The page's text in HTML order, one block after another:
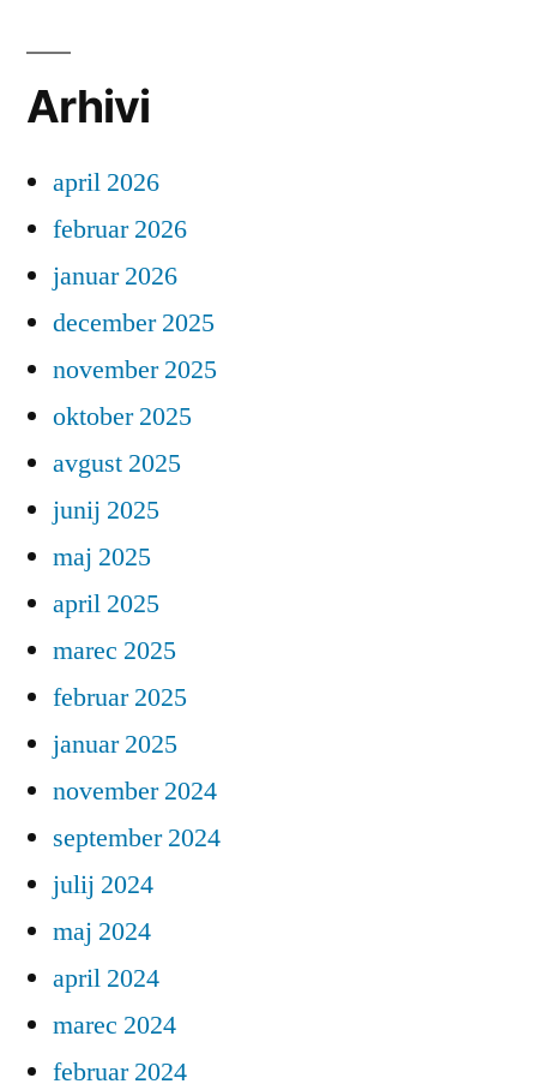
Arhivi
april 2026
februar 2026
januar 2026
december 2025
november 2025
oktober 2025
avgust 2025
junij 2025
maj 2025
april 2025
marec 2025
februar 2025
januar 2025
november 2024
september 2024
julij 2024
maj 2024
april 2024
marec 2024
februar 2024